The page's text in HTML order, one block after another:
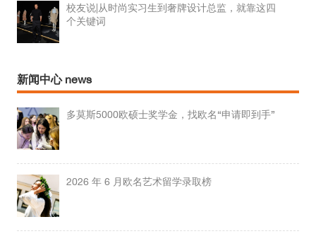
校友说|从时尚实习生到奢牌设计总监，就靠这四
个关键词
新闻中心 news
多莫斯5000欧硕士奖学金，找欧名“申请即到手”
2026 年 6 月欧名艺术留学录取榜